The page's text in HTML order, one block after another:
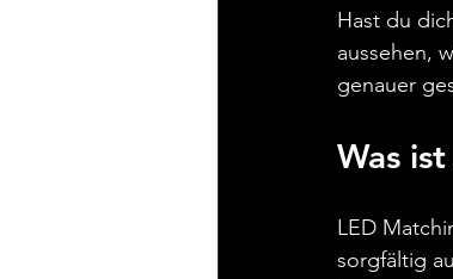
Hast du
aussehen,
genauer
Was
LED
sorgfältig